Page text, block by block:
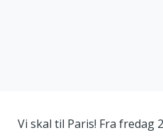
Vi skal til Paris! Fra fredag